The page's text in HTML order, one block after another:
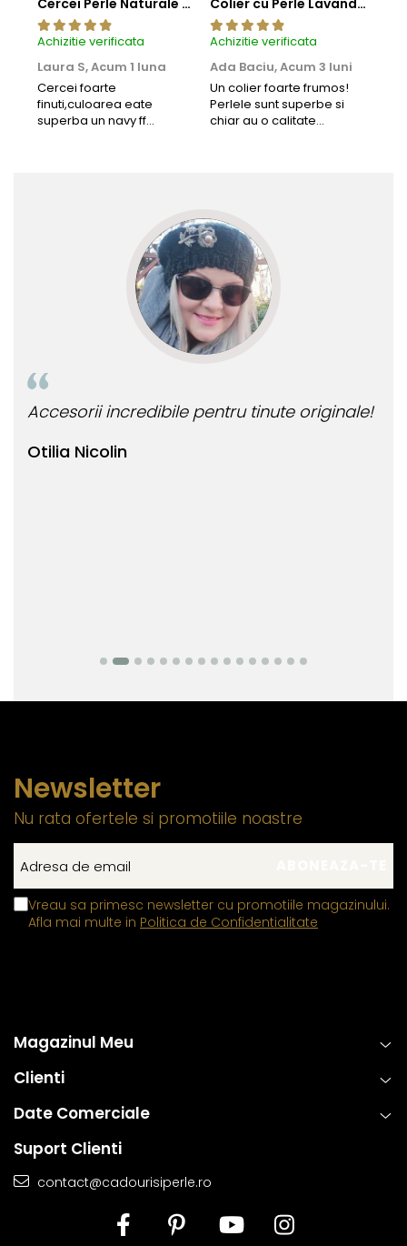
Cercei Perle Naturale Negre 5-6 mm, Buton AAA, Aur 14K (aur 585), Tip Șurub | KASKADDA®
Achizitie verificata
Laura S,Acum 1 luna
Cercei foarte
finuti,culoarea eate
superba un navy ff
Colier cu Perle Lavanda la Baza Gatului, de 4-5 mm, Perle Rare, Calitate AAA+, Aur 14K | KASKADDA®
Achizitie verificata
Ada Baciu,Acum 3 luni
Un colier foarte frumos!
Perlele sunt superbe si
chiar au o calitate
Otilia Nicolin
Accesorii incredibile pentru tinute originale!
Newsletter
Nu rata ofertele si promotiile noastre
Vreau sa primesc newsletter cu promotiile magazinului.
Afla mai multe in Politica de Confidentialitate
Magazinul Meu
Clienti
Date Comerciale
Suport Clienti
contact@cadourisiperle.ro